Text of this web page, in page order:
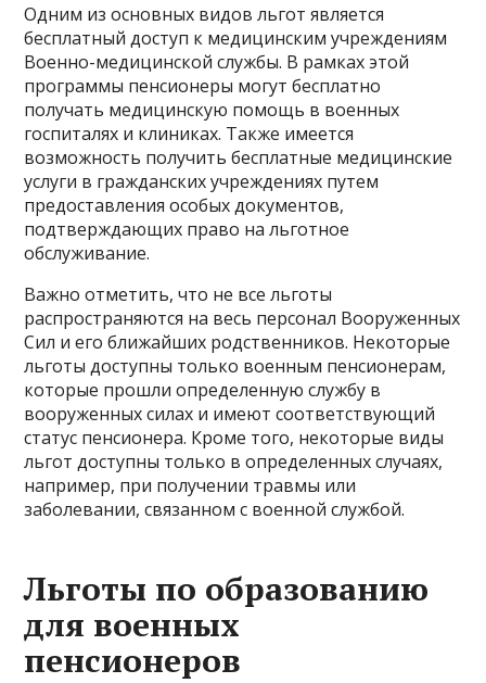
Одним из основных видов льгот является
бесплатный доступ к медицинским учреждениям
Военно-медицинской службы. В рамках этой
программы пенсионеры могут бесплатно
получать медицинскую помощь в военных
госпиталях и клиниках. Также имеется
возможность получить бесплатные медицинские
услуги в гражданских учреждениях путем
предоставления особых документов,
подтверждающих право на льготное
обслуживание.
Важно отметить, что не все льготы
распространяются на весь персонал Вооруженных
Сил и его ближайших родственников. Некоторые
льготы доступны только военным пенсионерам,
которые прошли определенную службу в
вооруженных силах и имеют соответствующий
статус пенсионера. Кроме того, некоторые виды
льгот доступны только в определенных случаях,
например, при получении травмы или
заболевании, связанном с военной службой.
Льготы по образованию
для военных
пенсионеров